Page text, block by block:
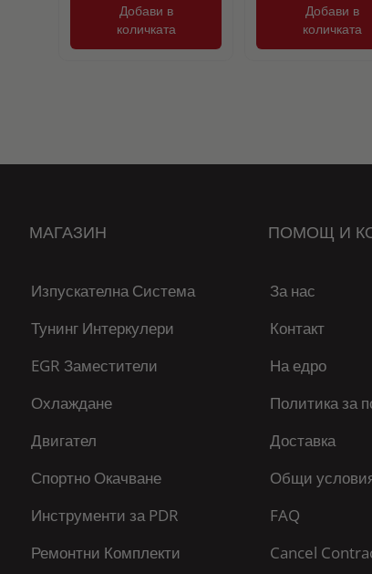
Добави в
количката
Добави в
количката
МАГАЗИН
Изпускателна Система
Тунинг Интеркулери
EGR Заместители
Охлаждане
Двигател
Спортно Окачване
Инструменти за PDR
Ремонтни Комплекти
ПОМОЩ И
За нас
Контакт
На едро
Политика за
Доставка
Общи
FAQ
Cancel